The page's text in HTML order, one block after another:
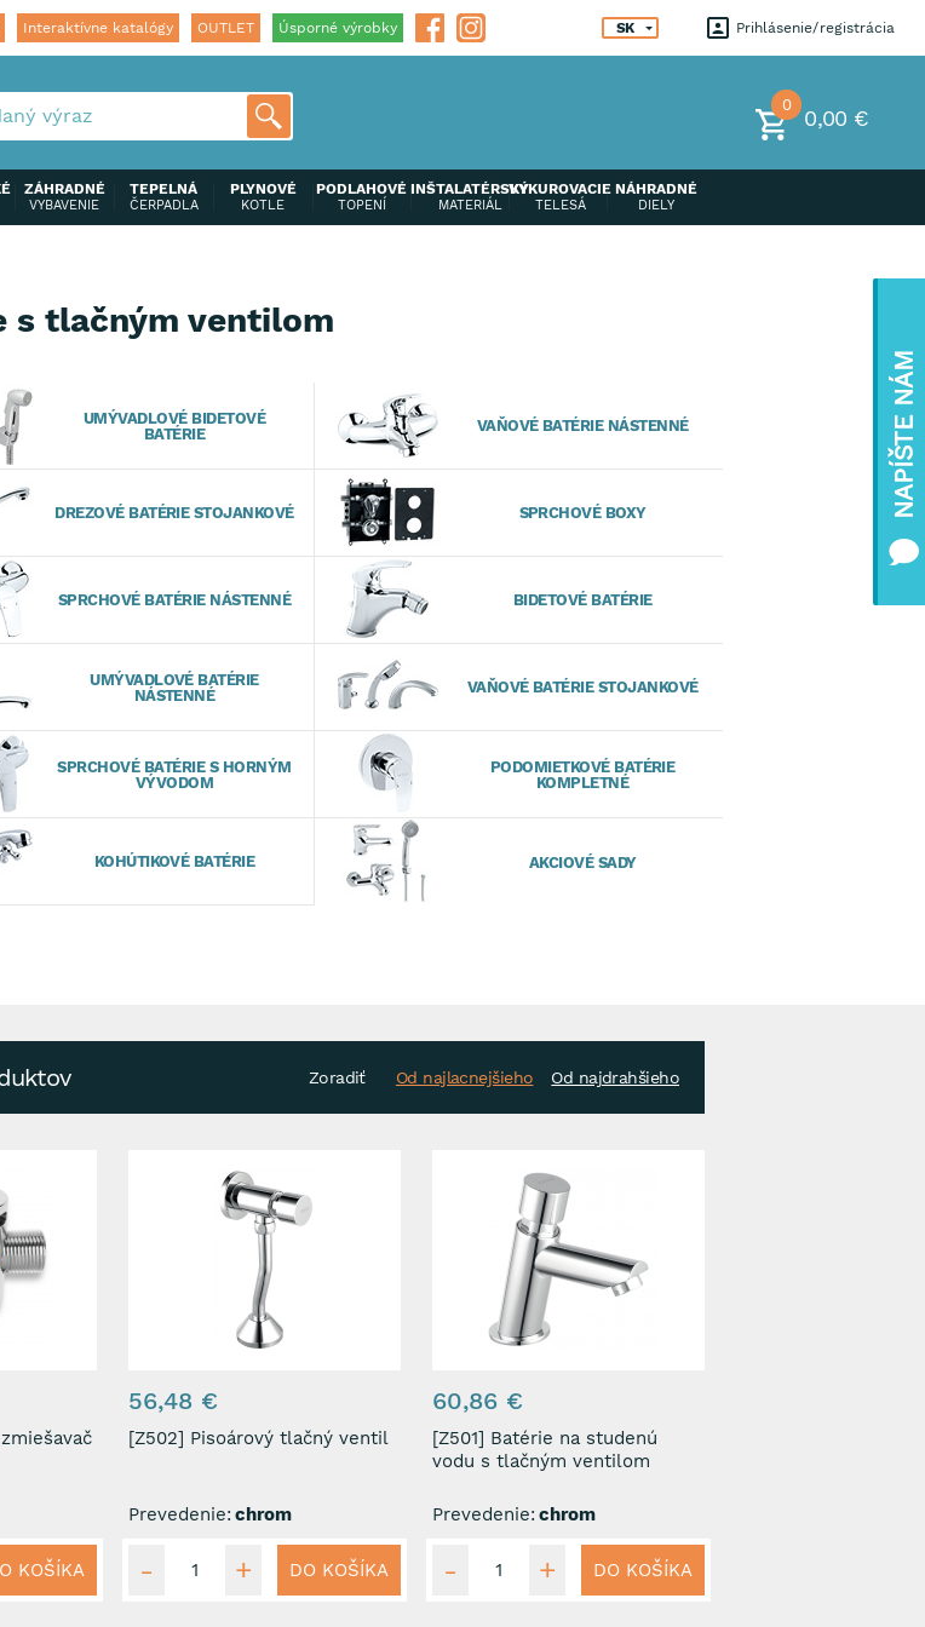
Prihlásenie registrácia
Interaktívne katalógy OUTLET Úsporné výrobky SK
0
0,00 €
ZÁHRADNÉ
VYBAVENIE
TEPELNÁ
ČERPADLA
PLYNOVÉ
KOTLE
PODLAHOVÉ
TOPENÍ
INŠTALATÉRSKÝ
MATERIÁL
VYKUROVACIE
TELESÁ
NÁHRADNÉ
DIELY
s tlačným ventilom
UMÝVADLOVÉ BIDETOVÉ
BATÉRIE
VAŇOVÉ BATÉRIE NÁSTENNÉ
DREZOVÉ BATÉRIE STOJANKOVÉ SPRCHOVÉ BOXY
SPRCHOVÉ BATÉRIE NÁSTENNÉ BIDETOVÉ BATÉRIE
UMÝVADLOVÉ BATÉRIE
NÁSTENNÉ
VAŇOVÉ BATÉRIE STOJANKOVÉ
SPRCHOVÉ BATÉRIE S HORNÝM
VÝVODOM
PODOMIETKOVÉ BATÉRIE
KOMPLETNÉ
KOHÚTIKOVÉ BATÉRIE AKCIOVÉ SADY
Zoradiť Od najlacnejšieho Od najdrahšieho
KOŠÍKA
56,48 €
[Z502] Pisoárový tlačný ventil
Prevedenie: chrom
DO KOŠÍKA
60,86 €
[Z501] Batérie na studenú
vodu s tlačným ventilom
Prevedenie: chrom
DO KOŠÍKA
NAPÍŠTE NÁM